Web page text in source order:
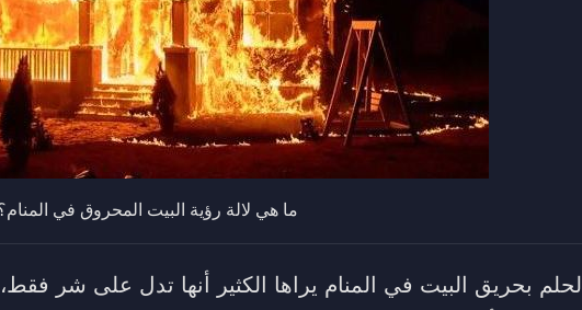
ما هي لالة رؤية البيت المحروق في
الحلم بحريق البيت في المنام يراها الكثير أنها تدل على شر فقط،